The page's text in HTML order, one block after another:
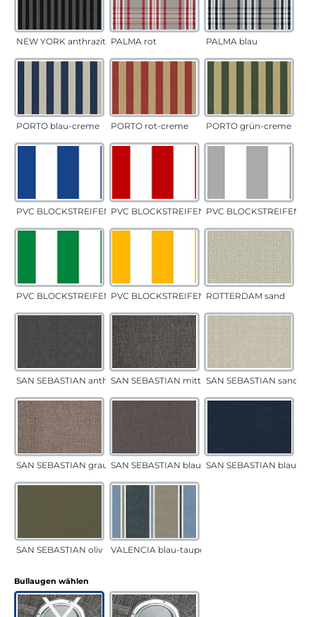
NEW YORK anthrazit PALMA rot PALMA blau
PORTO blau-creme PORTO rot-creme PORTO grün-creme
PVC BLOCKSTREIFEN blauPVC BLOCKSTREIFEN rotPVC BLOCKSTREIFEN
PVC BLOCKSTREIFEN grünPVC BLOCKSTREIFEN gelbROTTERDAM sand
SAN SEBASTIAN anthrazitSAN SEBASTIAN mittelgrauSAN SEBASTIAN sand
SAN SEBASTIAN grau-sandSAN SEBASTIAN blau-sandSAN SEBASTIAN blau
SAN SEBASTIAN oliv VALENCIA blau-taupe
Bullaugen wählen